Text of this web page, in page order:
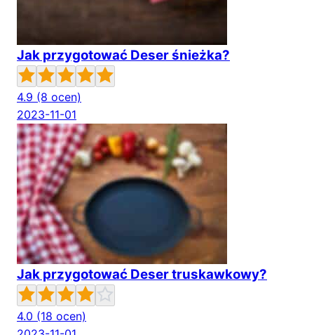
Jak przygotować Deser śnieżka?
4.9 (8 ocen)
2023-11-01
Jak przygotować Deser truskawkowy?
4.0 (18 ocen)